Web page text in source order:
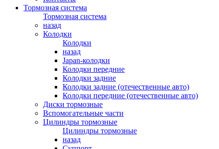
Тормозная система
Тормозная система
назад
Колодки
Колодки
назад
Japan-колодки
Колодки передние
Колодки задние
Колодки задние (отечественные авто)
Колодки передние (отечественные авто)
Диски тормозные
Вспомогательные части
Цилиндры тормозные
Цилиндры тормозные
назад